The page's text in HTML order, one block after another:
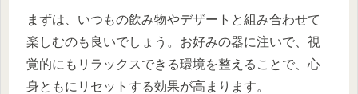
まずは、いつもの飲み物やデザートと組み合わせて
楽しむのも良いでしょう。お好みの器に注いで、視
覚的にもリラックスできる環境を整えることで、心
身ともにリセットする効果が高まります。